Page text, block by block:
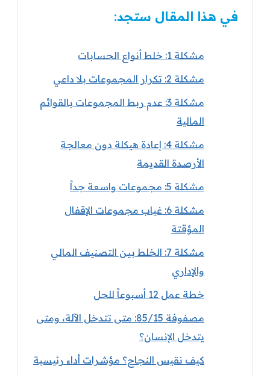
في هذا المقال ستجد:
مشكلة 1: خلط أنواع الحسابات
مشكلة 2: تكرار المجموعات بلا داعي
مشكلة 3: عدم ربط المجموعات بالقوائم
المالية
مشكلة 4: إعادة هيكلة دون معالجة
الأرصدة القديمة
مشكلة 5: مجموعات واسعة جداً
مشكلة 6: غياب مجموعات الإقفال
المؤقتة
مشكلة 7: الخلط بين التصنيف المالي
والإداري
خطة عمل 12 أسبوعاً للحل
مصفوفة 85/15: متى تتدخل الآلة، ومتى
يتدخل الإنسان؟
كيف نقيس النجاح؟ مؤشرات أداء رئيسية